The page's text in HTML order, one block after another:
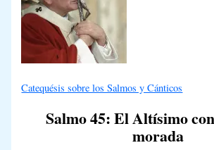
Catequésis sobre los Salmos y Cánticos
Salmo 45: El Altísimo
morada